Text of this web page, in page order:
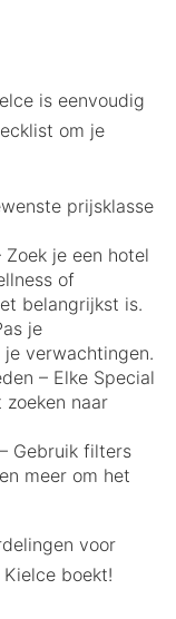
is eenvoudig
om je
prijsklasse
je een hotel
of
belangrijkst is.
je
verwachtingen.
– Elke Special
naar
Gebruik filters
meer om het
voor
boekt!